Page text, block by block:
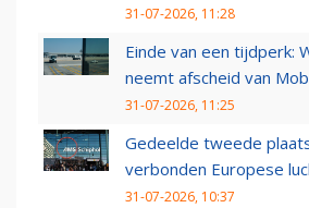
31-07-2026, 11:28
Einde van een tijdperk:
neemt afscheid van
31-07-2026, 11:25
Gedeelde tweede
verbonden Europese
31-07-2026, 10:37